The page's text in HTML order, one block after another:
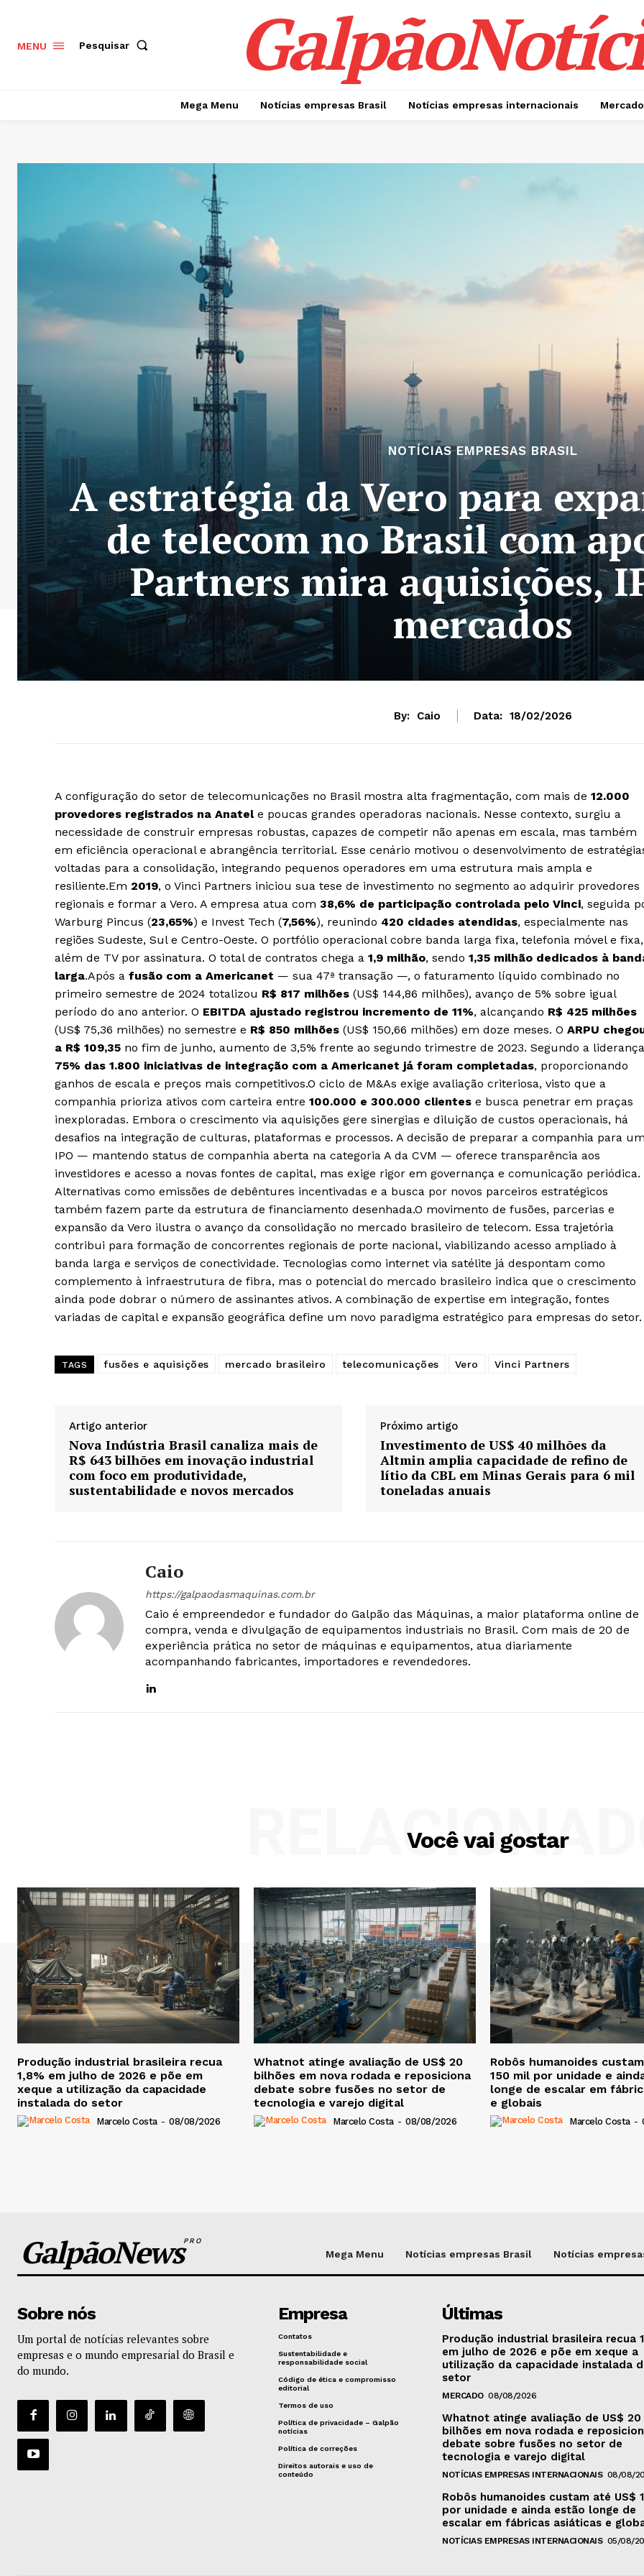
MENU Pesquisar
Mega Menu Notícias empresas Brasil Notícias empresas internacionais Mercado
NOTÍCIAS EMPRESAS BRASIL
A estratégia da Vero para
de telecom no Brasil com
Partners mira aquisições,
mercados
By: Caio Data: 18/02/2026
A configuração do setor de telecomunicações no Brasil mostra alta fragmentação, com mais de 12.000
provedores registrados na Anatele poucas grandes operadoras nacionais. Nesse contexto, surgiu a
necessidade de construir empresas robustas, capazes de competir não apenas em escala, mas também
em eficiência operacional e abrangência territorial. Esse cenário motivou o desenvolvimento de
voltadas para a consolidação, integrando pequenos operadores em uma estrutura mais ampla e
resiliente.Em 2019, o Vinci Partners iniciou sua tese de investimento no segmento ao adquirir provedores
regionais e formar a Vero. A empresa atua com 38,6% de participação controlada pelo Vinci, seguida
Warburg Pincus (23,65%) e Invest Tech (7,56%), reunindo 420 cidades atendidas, especialmente nas
regiões Sudeste, Sul e Centro-Oeste. O portfólio operacional cobre banda larga fixa, telefonia móvel e fixa,
além de TV por assinatura. O total de contratos chega a 1,9 milhão, sendo 1,35 milhão dedicados à
larga.Após a fusão com a Americanet — sua 47ª transação —, o faturamento líquido combinado no
primeiro semestre de 2024 totalizou R$ 817 milhões (US$ 144,86 milhões), avanço de 5% sobre igual
período do ano anterior. O EBITDA ajustado registrou incremento de 11%, alcançando R$ 425 milhões
(US$ 75,36 milhões) no semestre e R$ 850 milhões (US$ 150,66 milhões) em doze meses. O ARPU
a R$ 109,35 no fim de junho, aumento de 3,5% frente ao segundo trimestre de 2023. Segundo a
75% das 1.800 iniciativas de integração com a Americanet já foram completadas, proporcionando
ganhos de escala e preços mais competitivos.O ciclo de M&As exige avaliação criteriosa, visto que a
companhia prioriza ativos com carteira entre 100.000 e 300.000 clientes e busca penetrar em praças
inexploradas. Embora o crescimento via aquisições gere sinergias e diluição de custos operacionais, há
desafios na integração de culturas, plataformas e processos. A decisão de preparar a companhia para
IPO — mantendo status de companhia aberta na categoria A da CVM — oferece transparência aos
investidores e acesso a novas fontes de capital, mas exige rigor em governança e comunicação periódica.
Alternativas como emissões de debêntures incentivadas e a busca por novos parceiros estratégicos
também fazem parte da estrutura de financiamento desenhada.O movimento de fusões, parcerias e
expansão da Vero ilustra o avanço da consolidação no mercado brasileiro de telecom. Essa trajetória
contribui para formação de concorrentes regionais de porte nacional, viabilizando acesso ampliado à
banda larga e serviços de conectividade. Tecnologias como internet via satélite já despontam como
complemento à infraestrutura de fibra, mas o potencial do mercado brasileiro indica que o crescimento
ainda pode dobrar o número de assinantes ativos. A combinação de expertise em integração, fontes
variadas de capital e expansão geográfica define um novo paradigma estratégico para empresas do setor.
TAGS fusões e aquisições mercado brasileiro telecomunicações Vero Vinci Partners
Artigo anterior
Nova Indústria Brasil canaliza mais de
R$ 643 bilhões em inovação industrial
com foco em produtividade,
sustentabilidade e novos mercados
Próximo artigo
Investimento de US$ 40 milhões da
Altmin amplia capacidade de refino de
lítio da CBL em Minas Gerais para 6 mil
toneladas anuais
Caio
https://galpaodasmaquinas.com.br
Caio é empreendedor e fundador do Galpão das Máquinas, a maior plataforma online de
compra, venda e divulgação de equipamentos industriais no Brasil. Com mais de 20 de
experiência prática no setor de máquinas e equipamentos, atua diariamente
acompanhando fabricantes, importadores e revendedores.
Você vai gostar
Produção industrial brasileira recua
1,8% em julho de 2026 e põe em
xeque a utilização da capacidade
instalada do setor
Marcelo Costa - 08/08/2026
Whatnot atinge avaliação de US$ 20
bilhões em nova rodada e reposiciona
debate sobre fusões no setor de
tecnologia e varejo digital
Marcelo Costa - 08/08/2026
Robôs humanoides
150 mil por unidade e
longe de escalar em
e globais
Marcelo Costa -
GalpãoNewsPRO
Mega Menu Notícias empresas Brasil Notícias
Sobre nós
Um portal de notícias relevantes sobre
empresas e o mundo empresarial do Brasil e
do mundo.
Empresa
Contatos
Sustentabilidade e
responsabilidade social
Código de ética e compromisso
editorial
Termos de uso
Política de privacidade – Galpão
notícias
Política de correções
Direitos autorais e uso de
conteúdo
Últimas
Produção industrial brasileira recua
em julho de 2026 e põe em xeque a
utilização da capacidade instalada
setor
MERCADO 08/08/2026
Whatnot atinge avaliação de US$ 20
bilhões em nova rodada e
debate sobre fusões no setor de
tecnologia e varejo digital
NOTÍCIAS EMPRESAS INTERNACIONAIS 08/08/
Robôs humanoides custam até US$
por unidade e ainda estão longe de
escalar em fábricas asiáticas e
NOTÍCIAS EMPRESAS INTERNACIONAIS 05/08/